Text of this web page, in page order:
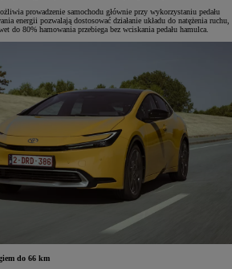
prowadzenie samochodu głównie przy wykorzystaniu pedału
energii pozwalają dostosować działanie układu do natężenia ruchu,
do 80% hamowania przebiega bez wciskania pedału hamulca.
do 66 km